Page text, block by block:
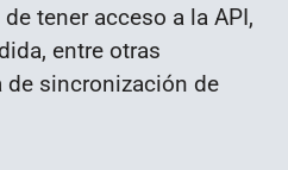
tener acceso a la API,
entre otras
sincronización de